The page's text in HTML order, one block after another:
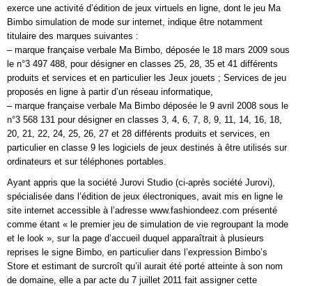
exerce une activité d’édition de jeux virtuels en ligne, dont le jeu Ma
Bimbo simulation de mode sur internet, indique être notamment
titulaire des marques suivantes :
– marque française verbale Ma Bimbo, déposée le 18 mars 2009 sous
le n°3 497 488, pour désigner en classes 25, 28, 35 et 41 différents
produits et services et en particulier les Jeux jouets ; Services de jeu
proposés en ligne à partir d’un réseau informatique,
– marque française verbale Ma Bimbo déposée le 9 avril 2008 sous le
n°3 568 131 pour désigner en classes 3, 4, 6, 7, 8, 9, 11, 14, 16, 18,
20, 21, 22, 24, 25, 26, 27 et 28 différents produits et services, en
particulier en classe 9 les logiciels de jeux destinés à être utilisés sur
ordinateurs et sur téléphones portables.
Ayant appris que la société Jurovi Studio (ci-après société Jurovi),
spécialisée dans l’édition de jeux électroniques, avait mis en ligne le
site internet accessible à l’adresse www.fashiondeez.com présenté
comme étant « le premier jeu de simulation de vie regroupant la mode
et le look », sur la page d’accueil duquel apparaîtrait à plusieurs
reprises le signe Bimbo, en particulier dans l’expression Bimbo’s
Store et estimant de surcroît qu’il aurait été porté atteinte à son nom
de domaine, elle a par acte du 7 juillet 2011 fait assigner cette